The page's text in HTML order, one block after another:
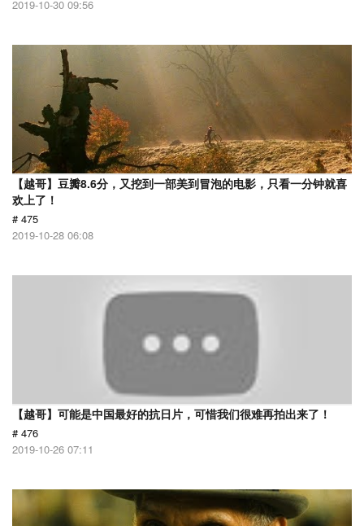
2019-10-30 09:56
【越哥】豆瓣8.6分，又挖到一部美到冒泡的电影，只看一分钟就喜
欢上了！
# 475
2019-10-28 06:08
【越哥】可能是中国最好的抗日片，可惜我们很难再拍出来了！
# 476
2019-10-26 07:11